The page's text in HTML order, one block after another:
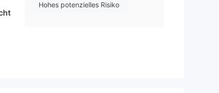
Hohes potenzielles Risiko